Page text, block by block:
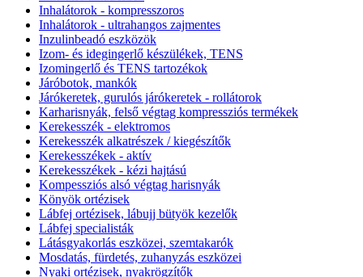
Inhalátorok - kompresszoros
Inhalátorok - ultrahangos zajmentes
Inzulinbeadó eszközök
Izom- és idegingerlő készülékek, TENS
Izomingerlő és TENS tartozékok
Járóbotok, mankók
Járókeretek, gurulós járókeretek - rollátorok
Karharisnyák, felső végtag kompressziós termékek
Kerekesszék - elektromos
Kerekesszék alkatrészek / kiegészítők
Kerekesszékek - aktív
Kerekesszékek - kézi hajtású
Kompessziós alsó végtag harisnyák
Könyök ortézisek
Lábfej ortézisek, lábujj bütyök kezelők
Lábfej specialisták
Látásgyakorlás eszközei, szemtakarók
Mosdatás, fürdetés, zuhanyzás eszközei
Nyaki ortézisek, nyakrögzítők